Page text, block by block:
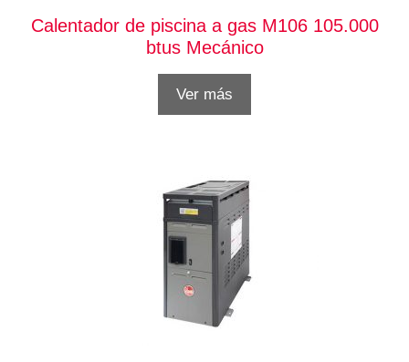
Calentador de piscina a gas M106 105.000
btus Mecánico
Ver más